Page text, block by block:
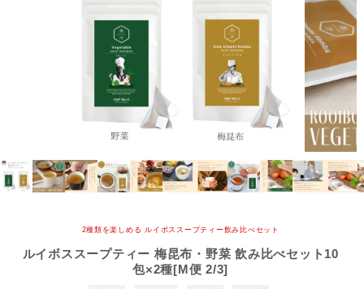
2種類を楽しめる ルイボススープティー飲み比べセット
ルイボススープティー 梅昆布・野菜 飲み比べセット10
包×2種[M便 2/3]